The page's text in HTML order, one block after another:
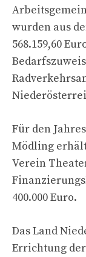
wurden aus
568.159,60
Für den
Mödling
Verein
400.000 Euro.
Das Land
Errichtung